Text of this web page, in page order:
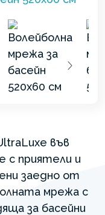
във
с приятели и
заедно от
мрежа с
за басейни